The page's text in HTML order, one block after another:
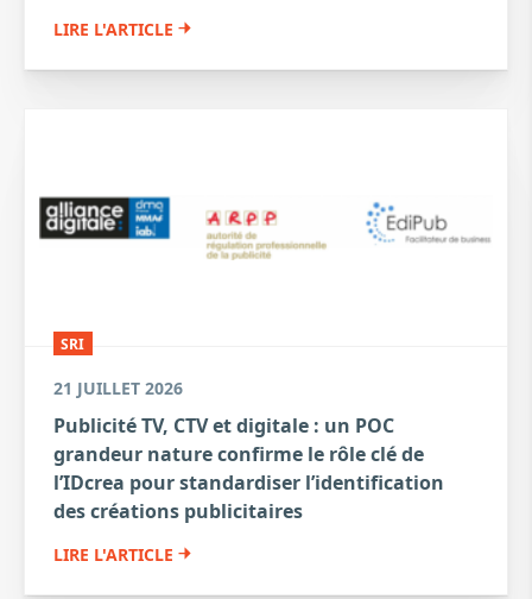
LIRE L'ARTICLE
SRI
21 JUILLET 2026
Publicité TV, CTV et digitale : un POC
grandeur nature confirme le rôle clé de
l’IDcrea pour standardiser l’identification
des créations publicitaires
LIRE L'ARTICLE